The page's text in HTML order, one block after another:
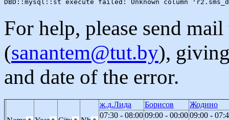
For help, please send
(sanantem@tut.by),
and date of the error.
ж.д.Лида Борисов
Жодино
07:30 - 08:0009:00 - 00:0009:00 -